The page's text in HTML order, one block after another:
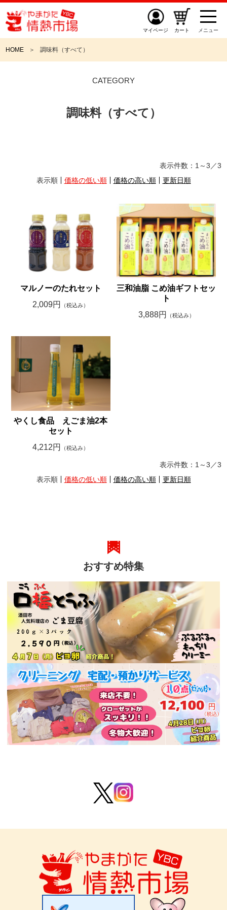
マイページ カート メニュー
HOME 調味料（すべて）
CATEGORY
調味料（すべて）
表示件数： 1～3 ／3
表示順
価格の低い順 価格の高い順 更新日順
マルノーのたれセット
2,009円
（税込み）
三和油脂 こめ油ギフトセッ
ト
3,888円
（税込み）
やくし食品 えごま油2本
セット
4,212円
（税込み）
表示件数： 1～3 ／3
表示順
価格の低い順 価格の高い順 更新日順
おすすめ特集